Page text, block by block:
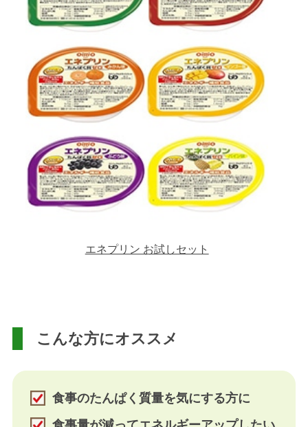
エネプリン お試しセット
こんな方にオススメ
食事のたんぱく質量を気にする方に